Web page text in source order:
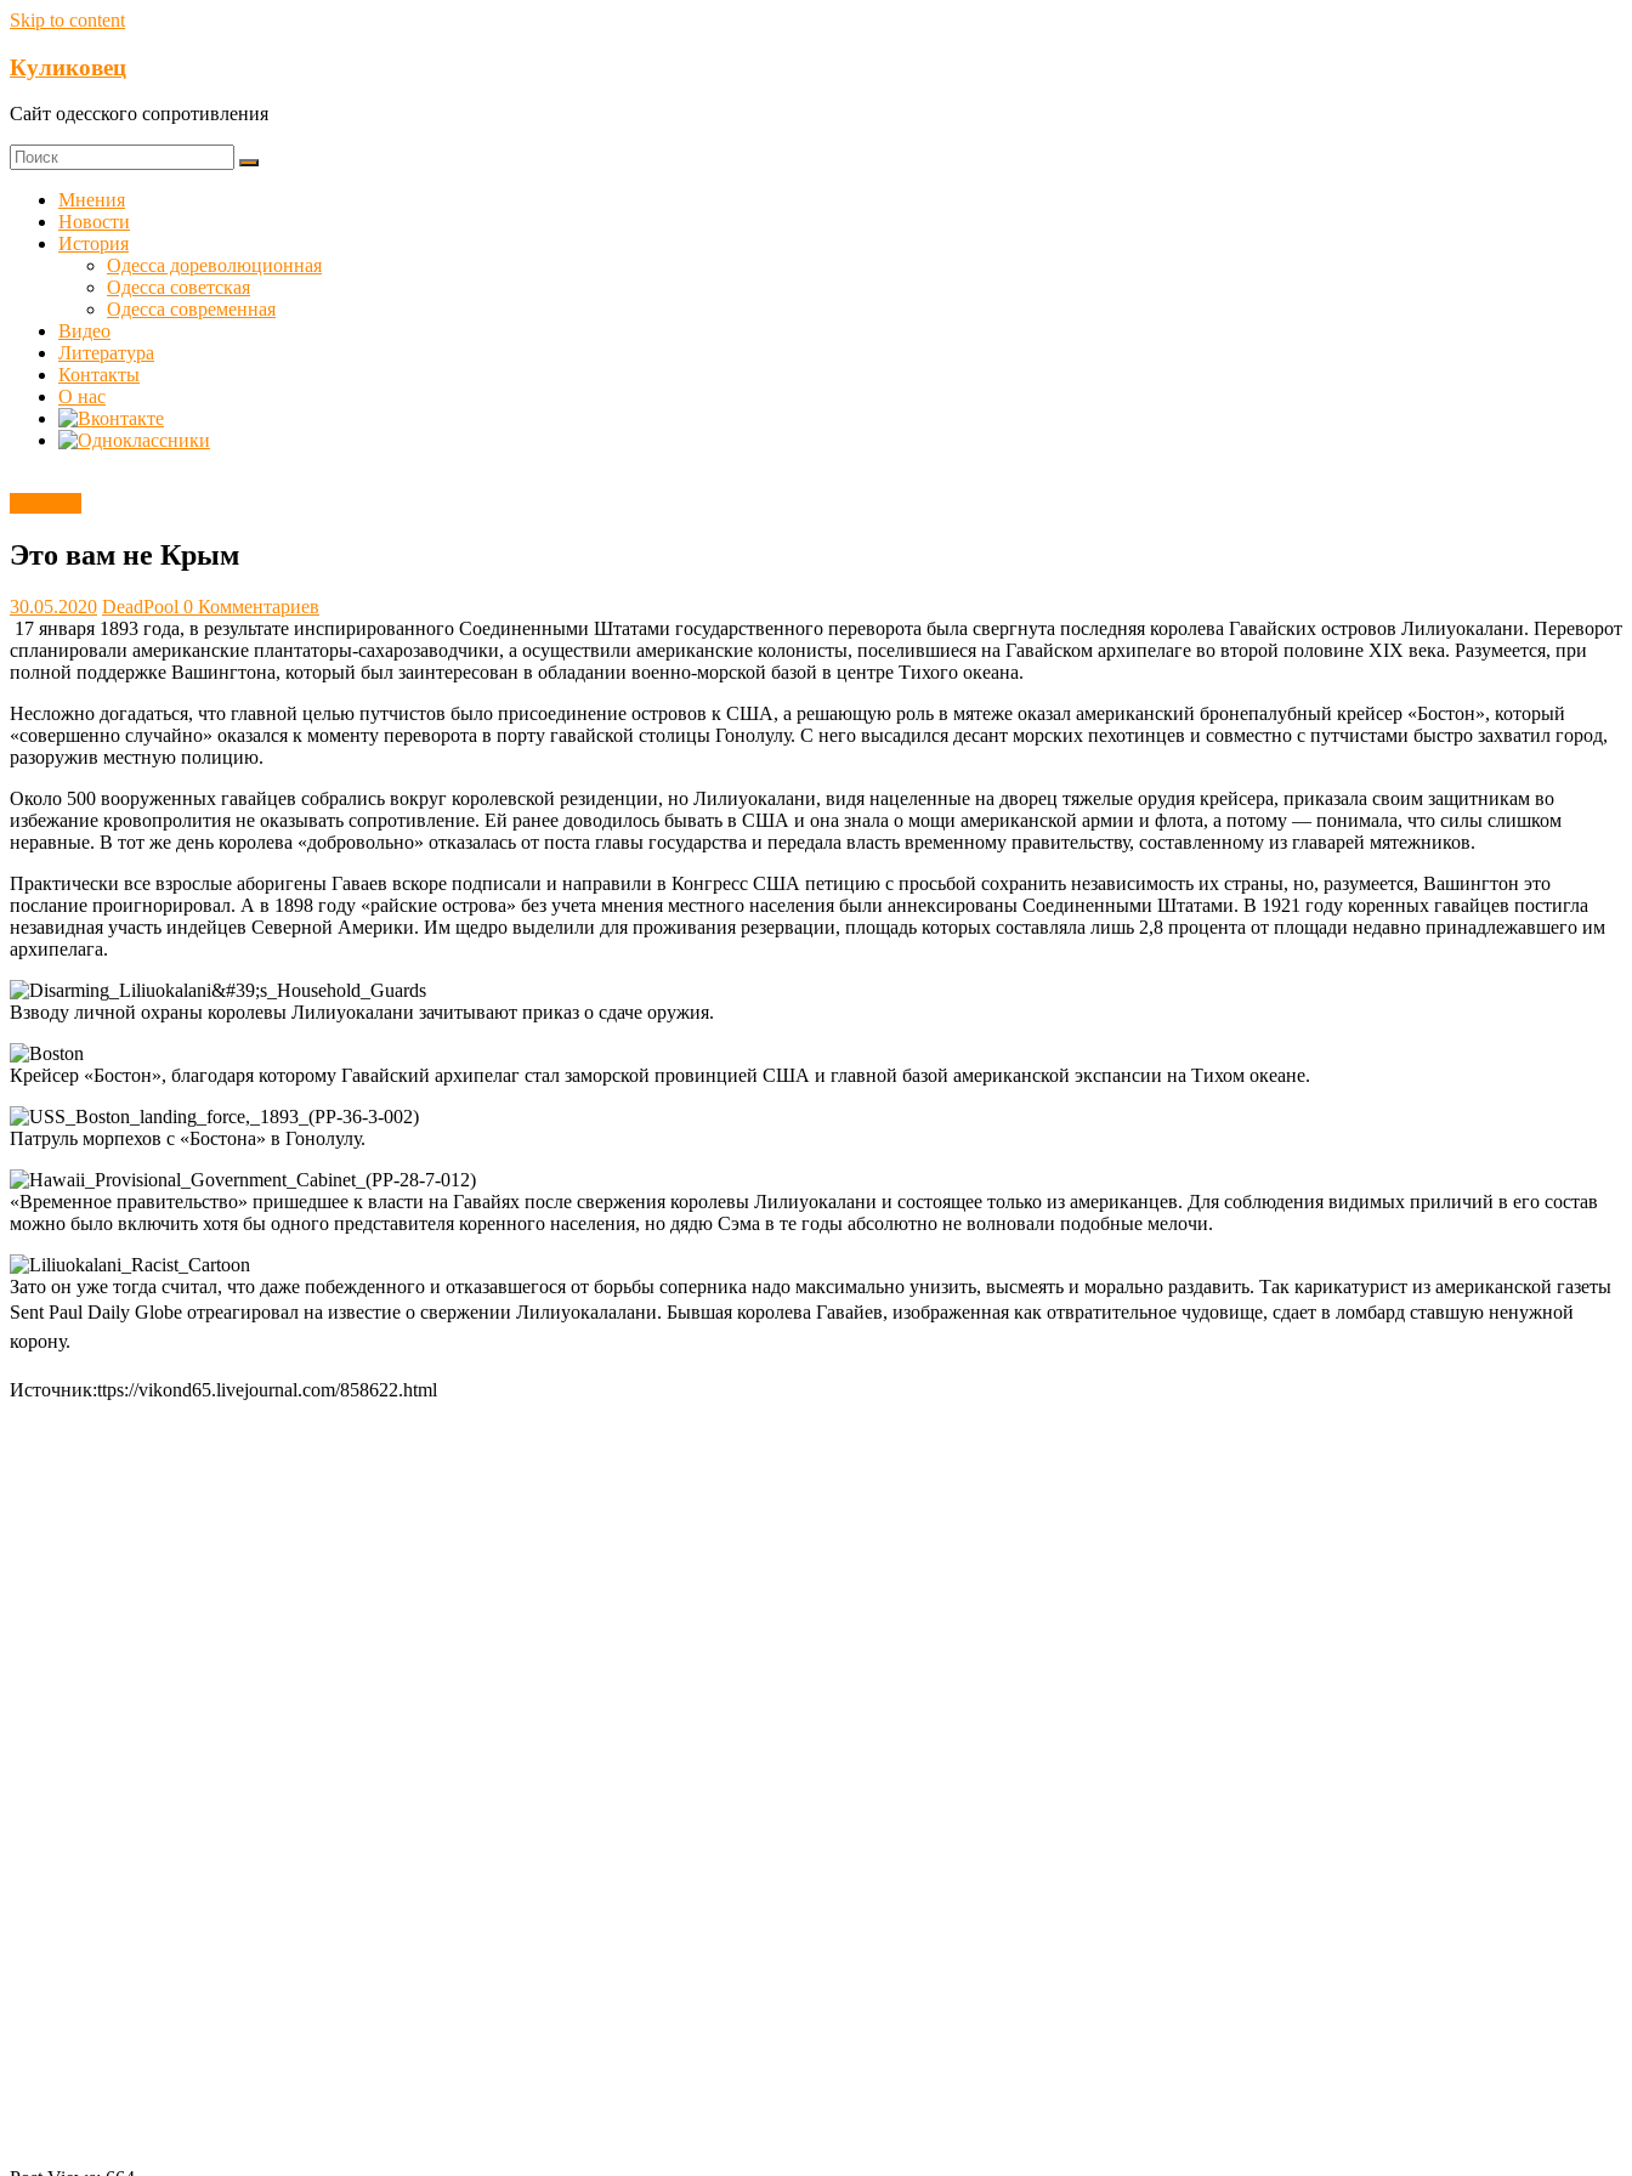
Skip to content
Куликовец
Сайт одесского сопротивления
Мнения
Новости
История
Одесса дореволюционная
Одесса советская
Одесса современная
Видео
Литература
Контакты
О нас
Это вам не Крым
30.05.2020 DeadPool 0 Комментариев
17 января 1893 года, в результате инспирированного Соединенными Штатами государственного переворота была свергнута последняя королева Гавайских островов Лилиуокалани. Переворот
спланировали американские плантаторы-сахарозаводчики, а осуществили американские колонисты, поселившиеся на Гавайском архипелаге во второй половине XIX века. Разумеется, при
полной поддержке Вашингтона, который был заинтересован в обладании военно-морской базой в центре Тихого океана.
Несложно догадаться, что главной целью путчистов было присоединение островов к США, а решающую роль в мятеже оказал американский бронепалубный крейсер «Бостон», который
«совершенно случайно» оказался к моменту переворота в порту гавайской столицы Гонолулу. С него высадился десант морских пехотинцев и совместно с путчистами быстро захватил город,
разоружив местную полицию.
Около 500 вооруженных гавайцев собрались вокруг королевской резиденции, но Лилиуокалани, видя нацеленные на дворец тяжелые орудия крейсера, приказала своим защитникам во
избежание кровопролития не оказывать сопротивление. Ей ранее доводилось бывать в США и она знала о мощи американской армии и флота, а потому — понимала, что силы слишком
неравные. В тот же день королева «добровольно» отказалась от поста главы государства и передала власть временному правительству, составленному из главарей мятежников.
Практически все взрослые аборигены Гаваев вскоре подписали и направили в Конгресс США петицию с просьбой сохранить независимость их страны, но, разумеется, Вашингтон это
послание проигнорировал. А в 1898 году «райские острова» без учета мнения местного населения были аннексированы Соединенными Штатами. В 1921 году коренных гавайцев постигла
незавидная участь индейцев Северной Америки. Им щедро выделили для проживания резервации, площадь которых составляла лишь 2,8 процента от площади недавно принадлежавшего им
архипелага.
Взводу личной охраны королевы Лилиуокалани зачитывают приказ о сдаче оружия.
Крейсер «Бостон», благодаря которому Гавайский архипелаг стал заморской провинцией США и главной базой американской экспансии на Тихом океане.
Патруль морпехов с «Бостона» в Гонолулу.
«Временное правительство» пришедшее к власти на Гавайях после свержения королевы Лилиуокалани и состоящее только из американцев. Для соблюдения видимых приличий в его состав
можно было включить хотя бы одного представителя коренного населения, но дядю Сэма в те годы абсолютно не волновали подобные мелочи.
Зато он уже тогда считал, что даже побежденного и отказавшегося от борьбы соперника надо максимально унизить, высмеять и морально раздавить. Так карикатурист из американской газеты
Sent Paul Daily Globe отреагировал на известие о свержении Лилиуокалалани. Бывшая королева Гавайев, изображенная как отвратительное чудовище, сдает в ломбард ставшую ненужной
корону.
Источник:ttps://vikond65.livejournal.com/858622.html